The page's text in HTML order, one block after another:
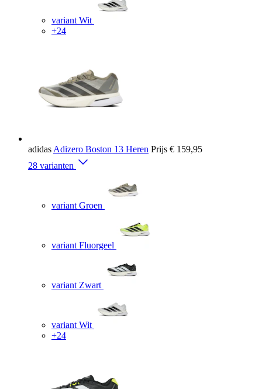
variant Wit
+24
adidas Adizero Boston 13 Heren Prijs € 159,95
28 varianten
variant Groen
variant Fluorgeel
variant Zwart
variant Wit
+24